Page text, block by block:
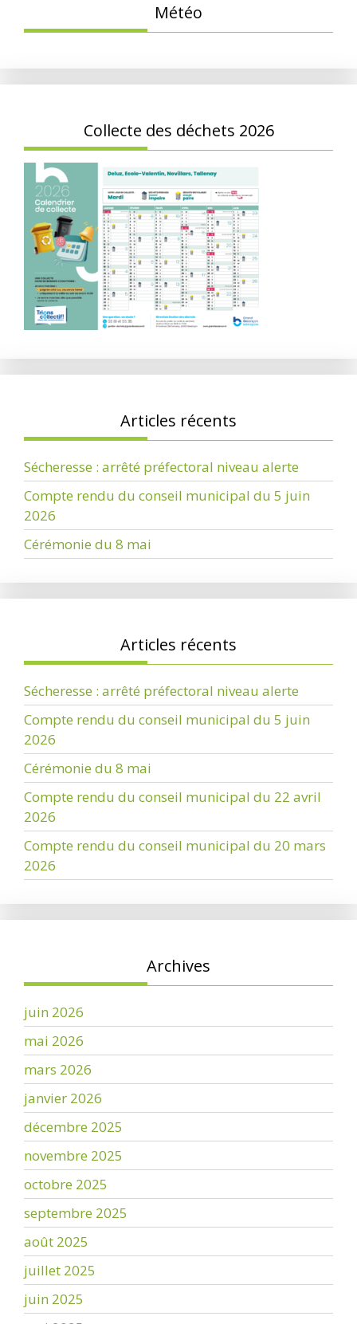
Météo
Collecte des déchets 2026
Articles récents
Sécheresse : arrêté préfectoral niveau alerte
Compte rendu du conseil municipal du 5 juin
2026
Cérémonie du 8 mai
Articles récents
Sécheresse : arrêté préfectoral niveau alerte
Compte rendu du conseil municipal du 5 juin
2026
Cérémonie du 8 mai
Compte rendu du conseil municipal du 22 avril
2026
Compte rendu du conseil municipal du 20 mars
2026
Archives
juin 2026
mai 2026
mars 2026
janvier 2026
décembre 2025
novembre 2025
octobre 2025
septembre 2025
août 2025
juillet 2025
juin 2025